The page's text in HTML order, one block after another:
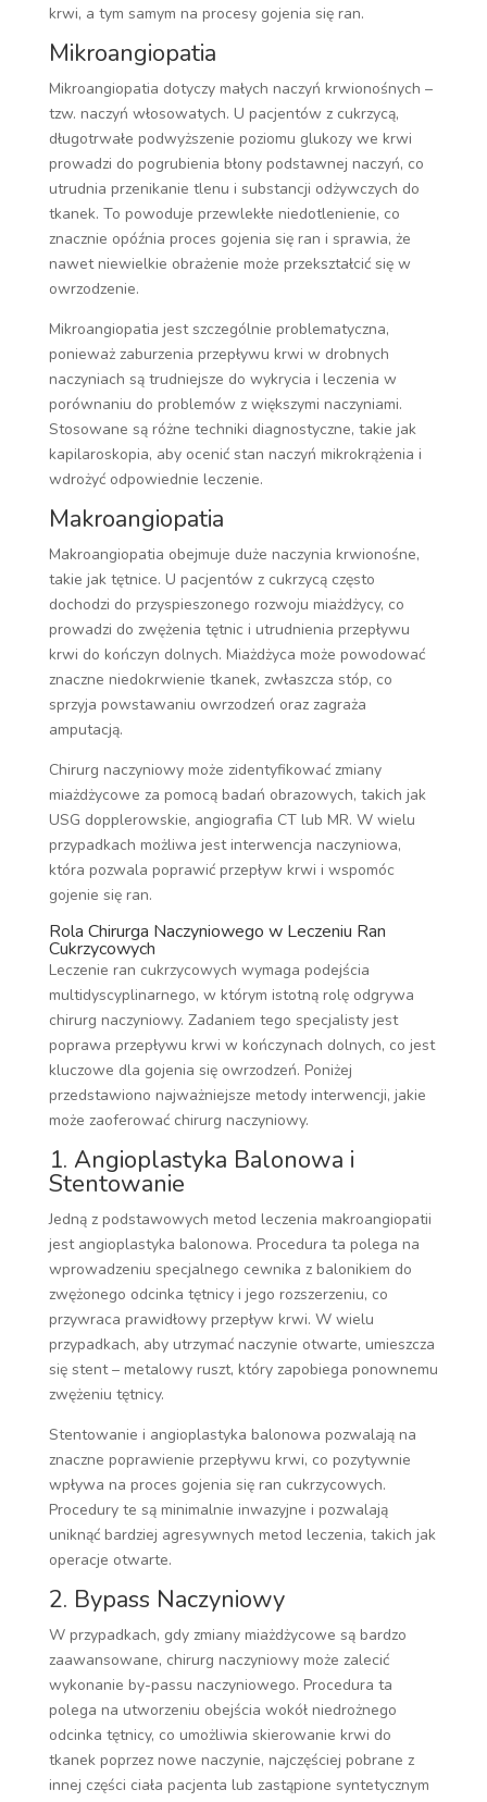
krwi, a tym samym na procesy gojenia się ran.
Mikroangiopatia
Mikroangiopatia dotyczy małych naczyń krwionośnych –
tzw. naczyń włosowatych. U pacjentów z cukrzycą,
długotrwałe podwyższenie poziomu glukozy we krwi
prowadzi do pogrubienia błony podstawnej naczyń, co
utrudnia przenikanie tlenu i substancji odżywczych do
tkanek. To powoduje przewlekłe niedotlenienie, co
znacznie opóźnia proces gojenia się ran i sprawia, że
nawet niewielkie obrażenie może przekształcić się w
owrzodzenie.
Mikroangiopatia jest szczególnie problematyczna,
ponieważ zaburzenia przepływu krwi w drobnych
naczyniach są trudniejsze do wykrycia i leczenia w
porównaniu do problemów z większymi naczyniami.
Stosowane są różne techniki diagnostyczne, takie jak
kapilaroskopia, aby ocenić stan naczyń mikrokrążenia i
wdrożyć odpowiednie leczenie.
Makroangiopatia
Makroangiopatia obejmuje duże naczynia krwionośne,
takie jak tętnice. U pacjentów z cukrzycą często
dochodzi do przyspieszonego rozwoju miażdżycy, co
prowadzi do zwężenia tętnic i utrudnienia przepływu
krwi do kończyn dolnych. Miażdżyca może powodować
znaczne niedokrwienie tkanek, zwłaszcza stóp, co
sprzyja powstawaniu owrzodzeń oraz zagraża
amputacją.
Chirurg naczyniowy może zidentyfikować zmiany
miażdżycowe za pomocą badań obrazowych, takich jak
USG dopplerowskie, angiografia CT lub MR. W wielu
przypadkach możliwa jest interwencja naczyniowa,
która pozwala poprawić przepływ krwi i wspomóc
gojenie się ran.
Rola Chirurga Naczyniowego w Leczeniu Ran
Cukrzycowych
Leczenie ran cukrzycowych wymaga podejścia
multidyscyplinarnego, w którym istotną rolę odgrywa
chirurg naczyniowy. Zadaniem tego specjalisty jest
poprawa przepływu krwi w kończynach dolnych, co jest
kluczowe dla gojenia się owrzodzeń. Poniżej
przedstawiono najważniejsze metody interwencji, jakie
może zaoferować chirurg naczyniowy.
1. Angioplastyka Balonowa i
Stentowanie
Jedną z podstawowych metod leczenia makroangiopatii
jest angioplastyka balonowa. Procedura ta polega na
wprowadzeniu specjalnego cewnika z balonikiem do
zwężonego odcinka tętnicy i jego rozszerzeniu, co
przywraca prawidłowy przepływ krwi. W wielu
przypadkach, aby utrzymać naczynie otwarte, umieszcza
się stent – metalowy ruszt, który zapobiega ponownemu
zwężeniu tętnicy.
Stentowanie i angioplastyka balonowa pozwalają na
znaczne poprawienie przepływu krwi, co pozytywnie
wpływa na proces gojenia się ran cukrzycowych.
Procedury te są minimalnie inwazyjne i pozwalają
uniknąć bardziej agresywnych metod leczenia, takich jak
operacje otwarte.
2. Bypass Naczyniowy
W przypadkach, gdy zmiany miażdżycowe są bardzo
zaawansowane, chirurg naczyniowy może zalecić
wykonanie by-passu naczyniowego. Procedura ta
polega na utworzeniu obejścia wokół niedrożnego
odcinka tętnicy, co umożliwia skierowanie krwi do
tkanek poprzez nowe naczynie, najczęściej pobrane z
innej części ciała pacjenta lub zastąpione syntetycznym